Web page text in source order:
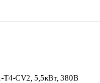
T4-CV2, 5,5кВт, 380В